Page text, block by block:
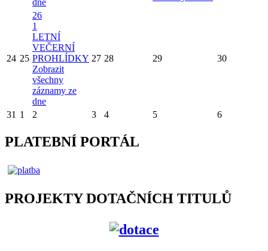
dne
24 25
26
1
LETNÍ
VEČERNÍ
PROHLÍDKY
Zobrazit
všechny
záznamy ze
dne
27 28 29 30
31 1 2 3 4 5 6
PLATEBNÍ PORTÁL
PROJEKTY DOTAČNÍCH TITULŮ